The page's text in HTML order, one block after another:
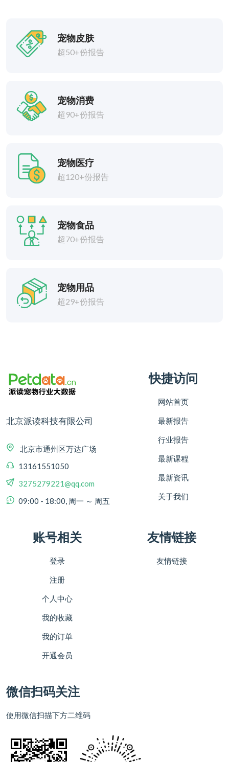
宠物皮肤
超50+份报告
宠物消费
超90+份报告
宠物医疗
超120+份报告
宠物食品
超70+份报告
宠物用品
超29+份报告
北京派读科技有限公司
北京市通州区万达广场
13161551050
3275279221@qq.com
09:00 - 18:00, 周一 ～ 周五
快捷访问
网站首页
最新报告
行业报告
最新课程
最新资讯
关于我们
账号相关
登录
注册
个人中心
我的收藏
我的订单
开通会员
友情链接
友情链接
微信扫码关注
使用微信扫描下方二维码